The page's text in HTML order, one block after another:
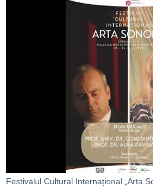
Festivalul Cultural Internațional „Arta